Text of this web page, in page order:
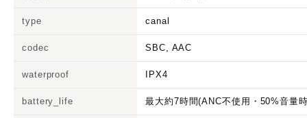
type canal
codec SBC, AAC
waterproof IPX4
battery_life 最大約7時間(ANC不使用・50%音量